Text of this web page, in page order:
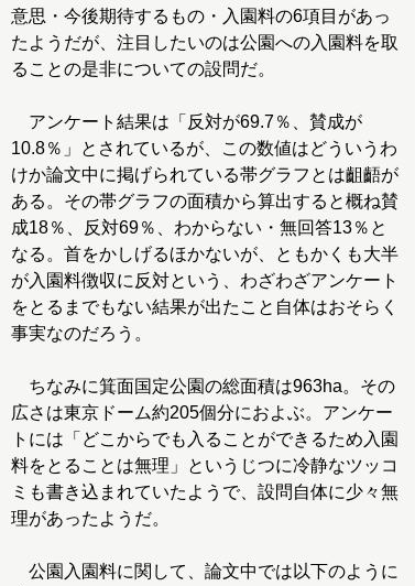
意思・今後期待するもの・入園料の6項目があっ
たようだが、注目したいのは公園への入園料を取
ることの是非についての設問だ。
アンケート結果は「反対が69.7％、賛成が
10.8％」とされているが、この数値はどういうわ
けか論文中に掲げられている帯グラフとは齟齬が
ある。その帯グラフの面積から算出すると概ね賛
成18％、反対69％、わからない・無回答13％と
なる。首をかしげるほかないが、ともかくも大半
が入園料徴収に反対という、わざわざアンケート
をとるまでもない結果が出たこと自体はおそらく
事実なのだろう。
ちなみに箕面国定公園の総面積は963ha。その
広さは東京ドーム約205個分におよぶ。アンケー
トには「どこからでも入ることができるため入園
料をとることは無理」というじつに冷静なツッコ
ミも書き込まれていたようで、設問自体に少々無
理があったようだ。
公園入園料に関して、論文中では以下のように